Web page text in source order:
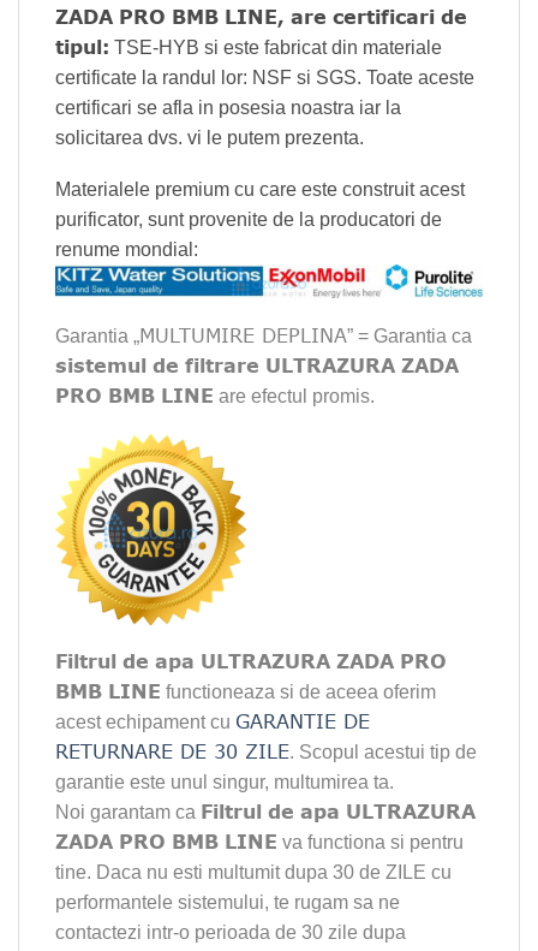
ZADA PRO BMB LINE, are certificari de
tipul: TSE-HYB si este fabricat din materiale
certificate la randul lor: NSF si SGS. Toate aceste
certificari se afla in posesia noastra iar la
solicitarea dvs. vi le putem prezenta.
Materialele premium cu care este construit acest
purificator, sunt provenite de la producatori de
renume mondial:
Garantia „MULTUMIRE DEPLINA” = Garantia ca
sistemul de filtrare ULTRAZURA ZADA
PRO BMB LINE are efectul promis.
Filtrul de apa ULTRAZURA ZADA PRO
BMB LINE functioneaza si de aceea oferim
acest echipament cu GARANTIE DE
RETURNARE DE 30 ZILE. Scopul acestui tip de
garantie este unul singur, multumirea ta.
Noi garantam ca Filtrul de apa ULTRAZURA
ZADA PRO BMB LINE va functiona si pentru
tine. Daca nu esti multumit dupa 30 de ZILE cu
performantele sistemului, te rugam sa ne
contactezi intr-o perioada de 30 zile dupa